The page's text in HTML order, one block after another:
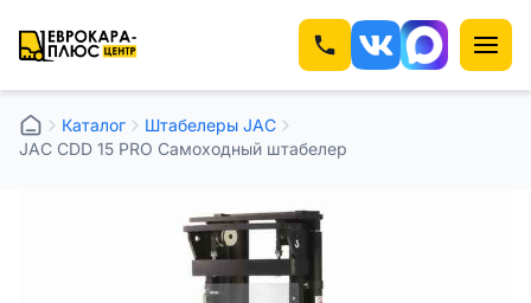
Каталог
Штабелеры JAC
JAC CDD 15 PRO Самоходный штабелер